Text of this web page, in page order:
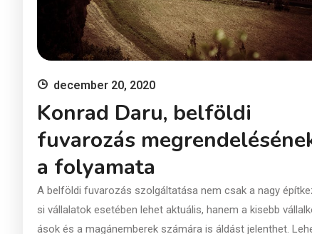
december 20, 2020
Konrad Daru, belföldi
fuvarozás
a folyamata
A belföldi fuvarozás szolgáltatása nem csak a nagy
si vállalatok esetében lehet aktuális, hanem a kisebb
ások és a magánemberek számára is áldást jelenthet.